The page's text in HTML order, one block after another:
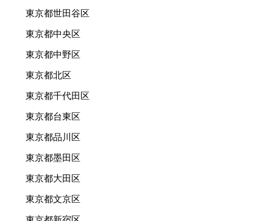
東京都世田谷区
東京都中央区
東京都中野区
東京都北区
東京都千代田区
東京都台東区
東京都品川区
東京都墨田区
東京都大田区
東京都文京区